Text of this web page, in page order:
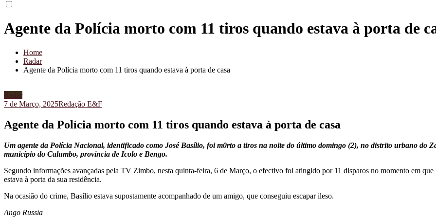
Agente da Polícia morto com 11 tiros quando estava à porta de
Home
Radar
Agente da Polícia morto com 11 tiros quando estava à porta de casa
Radar
7 de Março, 2025Redação E&F
Agente da Polícia morto com 11 tiros quando estava à porta de casa
Um agente da Polícia Nacional, identificado como José Basílio, foi m0rto a tiros na noite do último domingo (2), no distrito urbano do
município do Calumbo, província de Icolo e Bengo.
Segundo informações avançadas pela TV Zimbo, nesta quinta-feira, 6 de Março, o efectivo foi atingido por 11 disparos no momento em que
estava à porta da sua residência.
Na ocasião do crime, Basílio estava supostamente acompanhado de um amigo, que conseguiu escapar ileso.
Ango Russia